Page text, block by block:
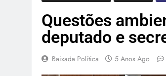
Questões
deputado e
Baixada Política 5 Anos Ago